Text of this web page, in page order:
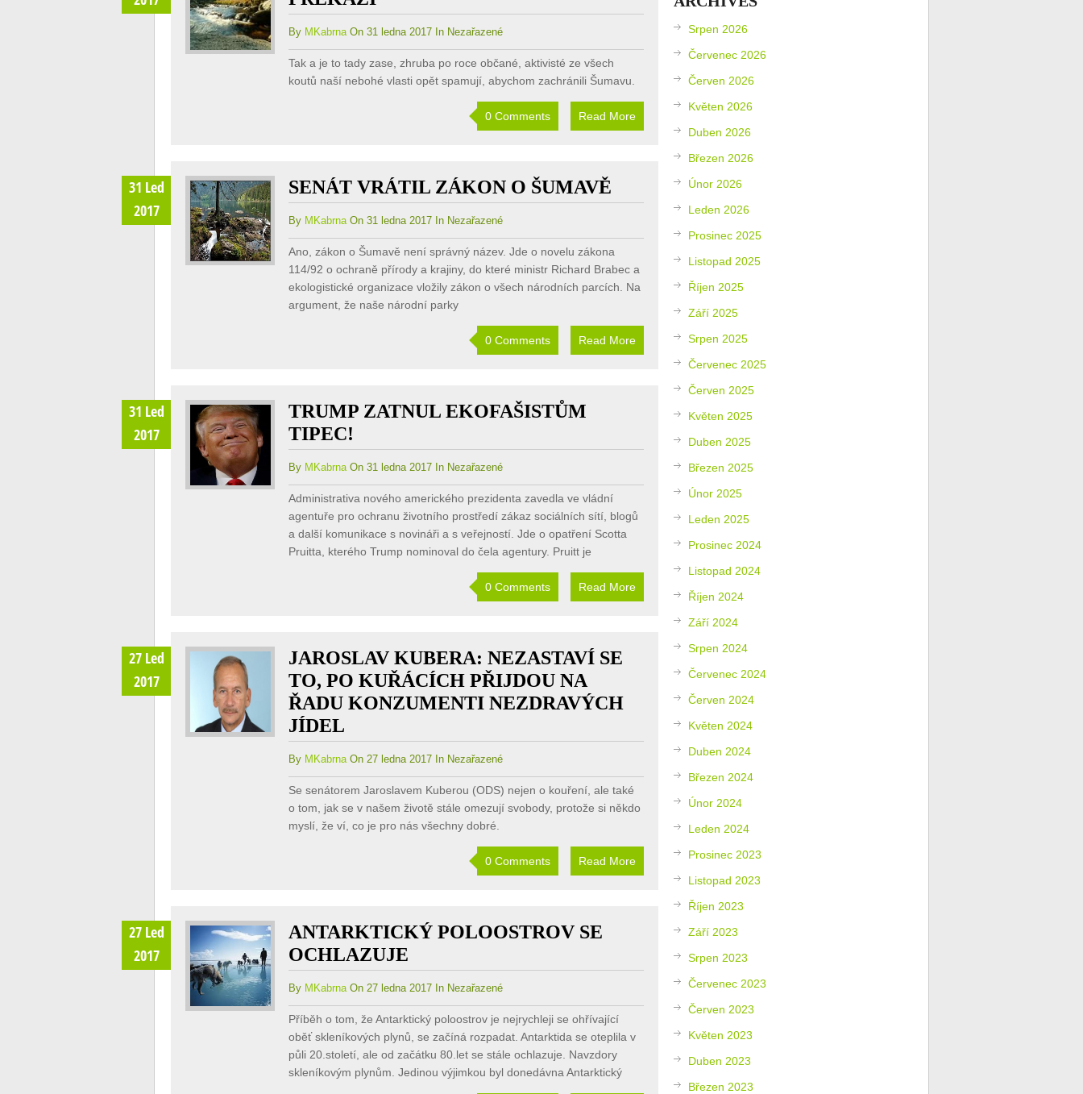
By MKabrna On 31 ledna 2017 In Nezařazené
Tak a je to tady zase, zhruba po roce občané, aktivisté ze všech
koutů naší nebohé vlasti opět spamují, abychom zachránili Šumavu.
0 Comments Read More
31 Led
2017
SENÁT VRÁTIL ZÁKON O ŠUMAVĚ
By MKabrna On 31 ledna 2017 In Nezařazené
Ano, zákon o Šumavě není správný název. Jde o novelu zákona
114/92 o ochraně přírody a krajiny, do které ministr Richard Brabec a
ekologistické organizace vložily zákon o všech národních parcích. Na
argument, že naše národní parky
0 Comments Read More
31 Led
2017
TRUMP ZATNUL EKOFAŠISTŮM
TIPEC!
By MKabrna On 31 ledna 2017 In Nezařazené
Administrativa nového amerického prezidenta zavedla ve vládní
agentuře pro ochranu životního prostředí zákaz sociálních sítí, blogů
a další komunikace s novináři a s veřejností. Jde o opatření Scotta
Pruitta, kterého Trump nominoval do čela agentury. Pruitt je
0 Comments Read More
27 Led
2017
JAROSLAV KUBERA: NEZASTAVÍ SE
TO, PO KUŘÁCÍCH PŘIJDOU NA
ŘADU KONZUMENTI NEZDRAVÝCH
JÍDEL
By MKabrna On 27 ledna 2017 In Nezařazené
Se senátorem Jaroslavem Kuberou (ODS) nejen o kouření, ale také
o tom, jak se v našem životě stále omezují svobody, protože si někdo
myslí, že ví, co je pro nás všechny dobré.
0 Comments Read More
27 Led
2017
ANTARKTICKÝ POLOOSTROV SE
OCHLAZUJE
By MKabrna On 27 ledna 2017 In Nezařazené
Příběh o tom, že Antarktický poloostrov je nejrychleji se ohřívající
oběť skleníkových plynů, se začíná rozpadat. Antarktida se oteplila v
půli 20.století, ale od začátku 80.let se stále ochlazuje. Navzdory
skleníkovým plynům. Jedinou výjimkou byl donedávna Antarktický
Srpen 2026
Červenec 2026
Červen 2026
Květen 2026
Duben 2026
Březen 2026
Únor 2026
Leden 2026
Prosinec 2025
Listopad 2025
Říjen 2025
Září 2025
Srpen 2025
Červenec 2025
Červen 2025
Květen 2025
Duben 2025
Březen 2025
Únor 2025
Leden 2025
Prosinec 2024
Listopad 2024
Říjen 2024
Září 2024
Srpen 2024
Červenec 2024
Červen 2024
Květen 2024
Duben 2024
Březen 2024
Únor 2024
Leden 2024
Prosinec 2023
Listopad 2023
Říjen 2023
Září 2023
Srpen 2023
Červenec 2023
Červen 2023
Květen 2023
Duben 2023
Březen 2023